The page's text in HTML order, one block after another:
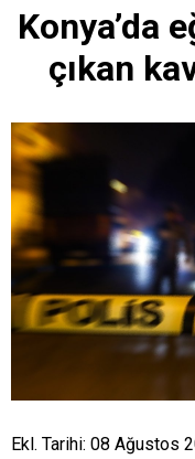
Konya’da
çıkan
Ekl. Tarihi: 08 Ağustos